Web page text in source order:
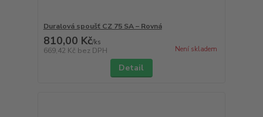
Duralová spoušť CZ 75 SA – Rovná
810,00 Kč/ks
669,42 Kč bez DPH Není skladem
Detail